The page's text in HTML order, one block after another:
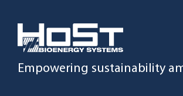
Empowering sustainability